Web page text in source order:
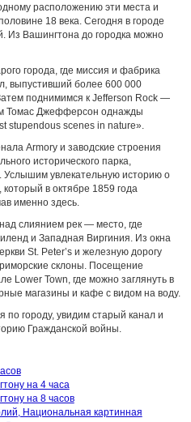
расположению эти места и
18 века. Сегодня в городе
Из Вашингтона до городка можно
города, где миссия и фабрика
выпустивший более 600 000
поднимимся к Jefferson Rock —
Томас Джефферсон однажды
stupendous scenes in nature».
Armory и заводские строения
исторического парка,
Услышим увлекательную историю о
в октябре 1859 года
именно здесь.
слиянием рек — место, где
и Западная Виргиния. Из окна
St. Peter’s и железную дорогу
склоны. Посещение
Lower Town, где можно заглянуть в
магазины и кафе с видом на воду.
по городу, увидим старый канал и
Гражданской войны.
на 4 часа
на 8 часов
Национальная картинная